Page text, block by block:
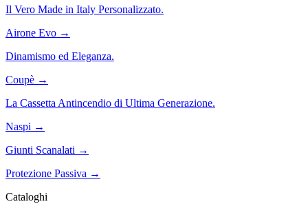
Il Vero Made in Italy Personalizzato.
Airone Evo →
Dinamismo ed Eleganza.
Coupè →
La Cassetta Antincendio di Ultima Generazione.
Naspi →
Giunti Scanalati →
Protezione Passiva →
Cataloghi